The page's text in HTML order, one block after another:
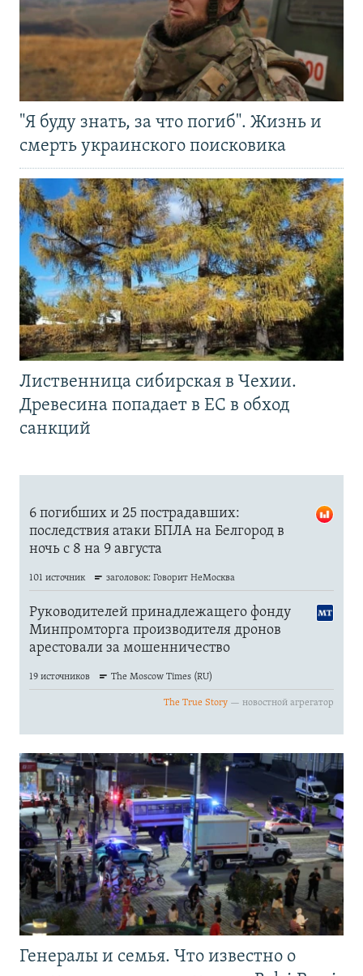
"Я буду знать, за что погиб". Жизнь и
смерть украинского поисковика
Лиственница сибирская в Чехии.
Древесина попадает в ЕС в обход
санкций
Генералы и семья. Что известно о